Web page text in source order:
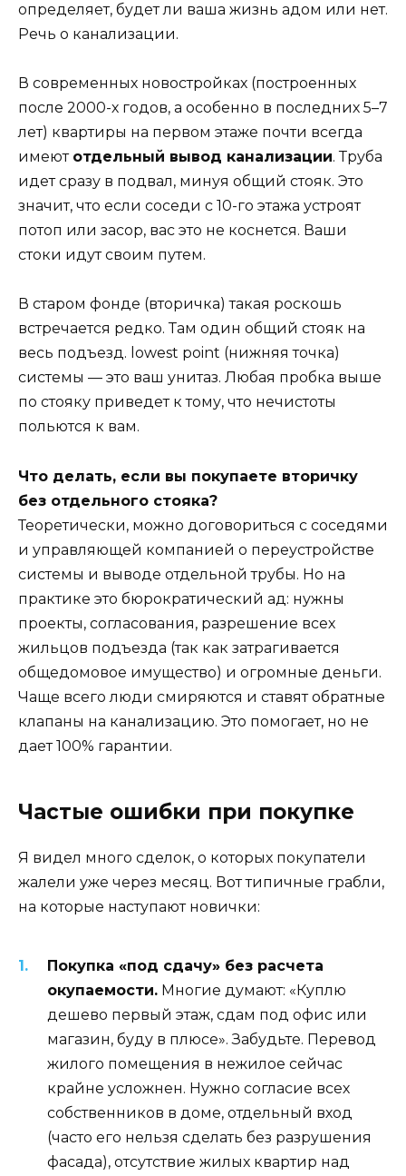
определяет, будет ли ваша жизнь адом или нет.
Речь о канализации.
В современных новостройках (построенных
после 2000-х годов, а особенно в последних 5–7
лет) квартиры на первом этаже почти всегда
имеют отдельный вывод канализации. Труба
идет сразу в подвал, минуя общий стояк. Это
значит, что если соседи с 10-го этажа устроят
потоп или засор, вас это не коснется. Ваши
стоки идут своим путем.
В старом фонде (вторичка) такая роскошь
встречается редко. Там один общий стояк на
весь подъезд. lowest point (нижняя точка)
системы — это ваш унитаз. Любая пробка выше
по стояку приведет к тому, что нечистоты
польются к вам.
Что делать, если вы покупаете вторичку
без отдельного стояка?
Теоретически, можно договориться с соседями
и управляющей компанией о переустройстве
системы и выводе отдельной трубы. Но на
практике это бюрократический ад: нужны
проекты, согласования, разрешение всех
жильцов подъезда (так как затрагивается
общедомовое имущество) и огромные деньги.
Чаще всего люди смиряются и ставят обратные
клапаны на канализацию. Это помогает, но не
дает 100% гарантии.
Частые ошибки при покупке
Я видел много сделок, о которых покупатели
жалели уже через месяц. Вот типичные грабли,
на которые наступают новички:
Покупка «под сдачу» без расчета
окупаемости. Многие думают: «Куплю
дешево первый этаж, сдам под офис или
магазин, буду в плюсе». Забудьте. Перевод
жилого помещения в нежилое сейчас
крайне усложнен. Нужно согласие всех
собственников в доме, отдельный вход
(часто его нельзя сделать без разрушения
фасада), отсутствие жилых квартир над